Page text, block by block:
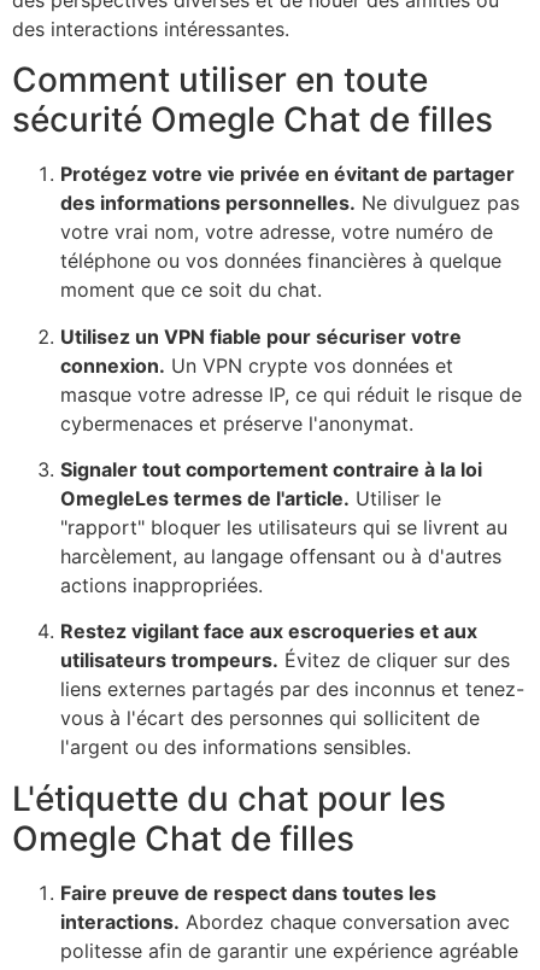
des interactions intéressantes.
Comment utiliser en toute
sécurité Omegle Chat de filles
Protégez votre vie privée en évitant de partager
des informations personnelles. Ne divulguez pas
votre vrai nom, votre adresse, votre numéro de
téléphone ou vos données financières à quelque
moment que ce soit du chat.
Utilisez un VPN fiable pour sécuriser votre
connexion. Un VPN crypte vos données et
masque votre adresse IP, ce qui réduit le risque de
cybermenaces et préserve l'anonymat.
Signaler tout comportement contraire à la loi
OmegleLes termes de l'article. Utiliser le
"rapport" bloquer les utilisateurs qui se livrent au
harcèlement, au langage offensant ou à d'autres
actions inappropriées.
Restez vigilant face aux escroqueries et aux
utilisateurs trompeurs. Évitez de cliquer sur des
liens externes partagés par des inconnus et tenez-
vous à l'écart des personnes qui sollicitent de
l'argent ou des informations sensibles.
L'étiquette du chat pour les
Omegle Chat de filles
Faire preuve de respect dans toutes les
interactions. Abordez chaque conversation avec
politesse afin de garantir une expérience agréable